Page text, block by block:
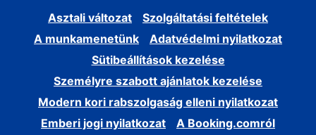
Asztali változat
Szolgáltatási feltételek
A munkamenetünk
Adatvédelmi nyilatkozat
Sütibeállítások kezelése
Személyre szabott ajánlatok kezelése
Modern kori rabszolgaság elleni nyilatkozat
Emberi jogi nyilatkozat
A Booking.comról